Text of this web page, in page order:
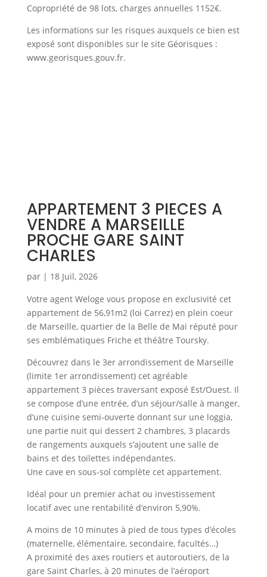
Copropriété de 98 lots, charges annuelles 1152€.
Les informations sur les risques auxquels ce bien est
exposé sont disponibles sur le site Géorisques :
www.georisques.gouv.fr.
APPARTEMENT 3 PIECES A
VENDRE A MARSEILLE
PROCHE GARE SAINT
CHARLES
par | 18 Juil, 2026
Votre agent Weloge vous propose en exclusivité cet
appartement de 56,91m2 (loi Carrez) en plein coeur
de Marseille, quartier de la Belle de Mai réputé pour
ses emblématiques Friche et théâtre Toursky.
Découvrez dans le 3er arrondissement de Marseille
(limite 1er arrondissement) cet agréable
appartement 3 pièces traversant exposé Est/Ouest. Il
se compose d’une entrée, d’un séjour/salle à manger,
d’une cuisine semi-ouverte donnant sur une loggia,
une partie nuit qui dessert 2 chambres, 3 placards
de rangements auxquels s’ajoutent une salle de
bains et des toilettes indépendantes.
Une cave en sous-sol complète cet appartement.
Idéal pour un premier achat ou investissement
locatif avec une rentabilité d’environ 5,90%.
A moins de 10 minutes à pied de tous types d’écoles
(maternelle, élémentaire, secondaire, facultés…)
A proximité des axes routiers et autoroutiers, de la
gare Saint Charles, à 20 minutes de l’aéroport